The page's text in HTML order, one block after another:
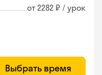
от 2282 ₽ / урок
Выбрать время